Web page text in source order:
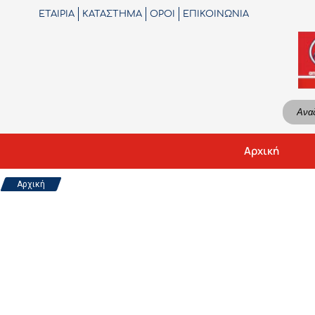
ΕΤΑΙΡΙΑ ΚΑΤΑΣΤΗΜΑ ΟΡΟΙ ΕΠΙΚΟΙΝΩΝΙΑ
Αρχική
Αρχική